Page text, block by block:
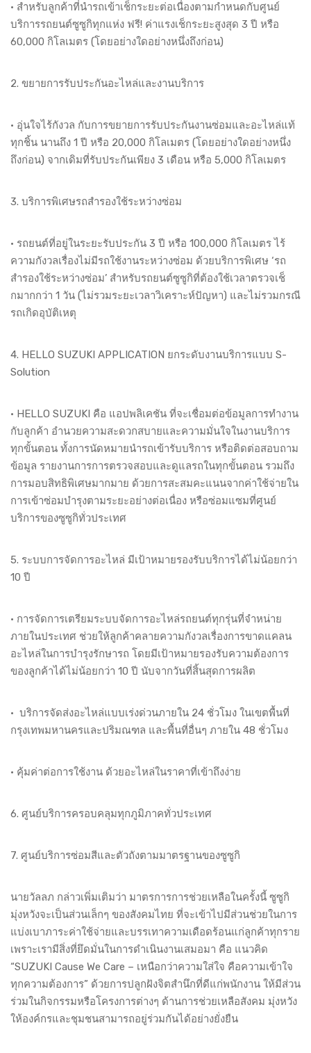
• สำหรับลูกค้าที่นำรถเข้าเช็กระยะต่อเนื่องตามกำหนดกับศูนย์
บริการรถยนต์ซูซูกิทุกแห่ง ฟรี! ค่าแรงเช็กระยะสูงสุด 3 ปี หรือ
60,000 กิโลเมตร (โดยอย่างใดอย่างหนึ่งถึงก่อน)
2. ขยายการรับประกันอะไหล่และงานบริการ
• อุ่นใจไร้กังวล กับการขยายการรับประกันงานซ่อมและอะไหล่แท้
ทุกชิ้น นานถึง 1 ปี หรือ 20,000 กิโลเมตร (โดยอย่างใดอย่างหนึ่ง
ถึงก่อน) จากเดิมที่รับประกันเพียง 3 เดือน หรือ 5,000 กิโลเมตร
3. บริการพิเศษรถสำรองใช้ระหว่างซ่อม
• รถยนต์ที่อยู่ในระยะรับประกัน 3 ปี หรือ 100,000 กิโลเมตร ไร้
ความกังวลเรื่องไม่มีรถใช้งานระหว่างซ่อม ด้วยบริการพิเศษ ‘รถ
สำรองใช้ระหว่างซ่อม’ สำหรับรถยนต์ซูซูกิที่ต้องใช้เวลาตรวจเช็
กมากกว่า 1 วัน (ไม่รวมระยะเวลาวิเคราะห์ปัญหา) และไม่รวมกรณี
รถเกิดอุบัติเหตุ
4. HELLO SUZUKI APPLICATION ยกระดับงานบริการแบบ S-
Solution
• HELLO SUZUKI คือ แอปพลิเคชัน ที่จะเชื่อมต่อข้อมูลการทำงาน
กับลูกค้า อำนวยความสะดวกสบายและความมั่นใจในงานบริการ
ทุกขั้นตอน ทั้งการนัดหมายนำรถเข้ารับบริการ หรือติดต่อสอบถาม
ข้อมูล รายงานการการตรวจสอบและดูแลรถในทุกขั้นตอน รวมถึง
การมอบสิทธิพิเศษมากมาย ด้วยการสะสมคะแนนจากค่าใช้จ่ายใน
การเข้าซ่อมบำรุงตามระยะอย่างต่อเนื่อง หรือซ่อมแซมที่ศูนย์
บริการของซูซูกิทั่วประเทศ
5. ระบบการจัดการอะไหล่ มีเป้าหมายรองรับบริการได้ไม่น้อยกว่า
10 ปี
• การจัดการเตรียมระบบจัดการอะไหล่รถยนต์ทุกรุ่นที่จำหน่าย
ภายในประเทศ ช่วยให้ลูกค้าคลายความกังวลเรื่องการขาดแคลน
อะไหล่ในการบำรุงรักษารถ โดยมีเป้าหมายรองรับความต้องการ
ของลูกค้าได้ไม่น้อยกว่า 10 ปี นับจากวันที่สิ้นสุดการผลิต
• บริการจัดส่งอะไหล่แบบเร่งด่วนภายใน 24 ชั่วโมง ในเขตพื้นที่
กรุงเทพมหานครและปริมณฑล และพื้นที่อื่นๆ ภายใน 48 ชั่วโมง
• คุ้มค่าต่อการใช้งาน ด้วยอะไหล่ในราคาที่เข้าถึงง่าย
6. ศูนย์บริการครอบคลุมทุกภูมิภาคทั่วประเทศ
7. ศูนย์บริการซ่อมสีและตัวถังตามมาตรฐานของซูซูกิ
นายวัลลภ กล่าวเพิ่มเติมว่า มาตรการการช่วยเหลือในครั้งนี้ ซูซูกิ
มุ่งหวังจะเป็นส่วนเล็กๆ ของสังคมไทย ที่จะเข้าไปมีส่วนช่วยในการ
แบ่งเบาภาระค่าใช้จ่ายและบรรเทาความเดือดร้อนแก่ลูกค้าทุกราย
เพราะเรามีสิ่งที่ยึดมั่นในการดำเนินงานเสมอมา คือ แนวคิด
“SUZUKI Cause We Care – เหนือกว่าความใส่ใจ คือความเข้าใจ
ทุกความต้องการ” ด้วยการปลูกฝังจิตสำนึกที่ดีแก่พนักงาน ให้มีส่วน
ร่วมในกิจกรรมหรือโครงการต่างๆ ด้านการช่วยเหลือสังคม มุ่งหวัง
ให้องค์กรและชุมชนสามารถอยู่ร่วมกันได้อย่างยั่งยืน